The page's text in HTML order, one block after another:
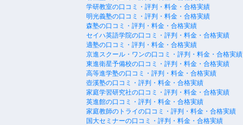
学研教室の口コミ・評判・料金・合格実績
明光義塾の口コミ・評判・料金・合格実績
森塾の口コミ・評判・料金・合格実績
セイハ英語学院の口コミ・評判・料金・合格実績
適塾の口コミ・評判・料金・合格実績
京進スクール・ワンの口コミ・評判・料金・合格実績
東進衛星予備校の口コミ・評判・料金・合格実績
高等進学塾の口コミ・評判・料金・合格実績
壺溪塾の口コミ・評判・料金・合格実績
家庭学習研究社の口コミ・評判・料金・合格実績
英進館の口コミ・評判・料金・合格実績
家庭教師のトライの口コミ・評判・料金・合格実績
国大セミナーの口コミ・評判・料金・合格実績